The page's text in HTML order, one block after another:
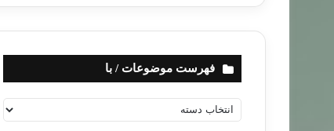
فهرست موضوعات / با
ه